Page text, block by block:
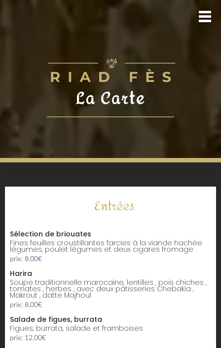
La Carte
Entrées
Sélection de briouates
Fines feuilles croustillantes farcies à la viande hachée
légumes, poulet légumes et deux cigares fromage
prix: 8.00€
Harira
Soupe traditionnelle marocaine, lentilles , pois chiches ,
tomates , herbes , avec deux pâtisseries Chebakia ,
Makrout , datte Majhoul
prix: 8.00€
Salade de figues, burrata
figues, burrata, salade et framboises
prix: 12.00€